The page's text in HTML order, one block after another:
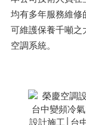
均有多年服務維修
可維護保養千噸之
空調系統。